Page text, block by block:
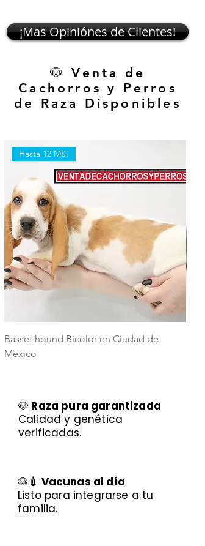
¡Mas Opiniónes de Clientes!
🐶 Venta de
Cachorros y Perros
de Raza Disponibles
Hasta 12 MSI
Basset hound Bicolor en Ciudad de
Mexico
🐶 Raza pura garantizada
Calidad y genética
verificadas.
🐶 💉 Vacunas al día
Listo para integrarse a tu
familia.